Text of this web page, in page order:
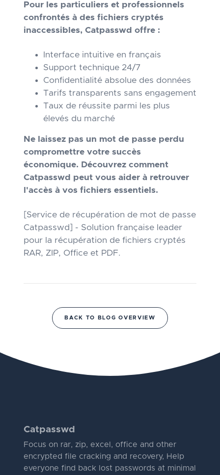
Pour les particuliers et professionnels
confrontés à des fichiers cryptés
inaccessibles, Catpasswd offre :
Interface intuitive en français
Support technique 24/7
Confidentialité absolue des données
Tarifs transparents sans engagement
Taux de réussite parmi les plus
élevés du marché
Ne laissez pas un mot de passe perdu
compromettre votre succès
économique. Découvrez comment
Catpasswd peut vous aider à retrouver
l'accès à vos fichiers essentiels.
[Service de récupération de mot de passe
Catpasswd] - Solution française leader
pour la récupération de fichiers cryptés
RAR, ZIP, Office et PDF.
BACK TO BLOG OVERVIEW
Catpasswd
Focus on rar, zip, excel, office and other
encrypted file cracking and recovery, Help
everyone find back lost passwords at minimal